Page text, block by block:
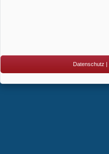
Datenschutz |